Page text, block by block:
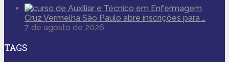
Cruz Vermelha São Paulo abre inscrições para …
7 de agosto de 2026
TAGS